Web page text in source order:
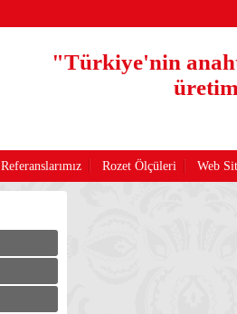
"Türkiye'nin
Referanslarımız Rozet Ölçüleri Web